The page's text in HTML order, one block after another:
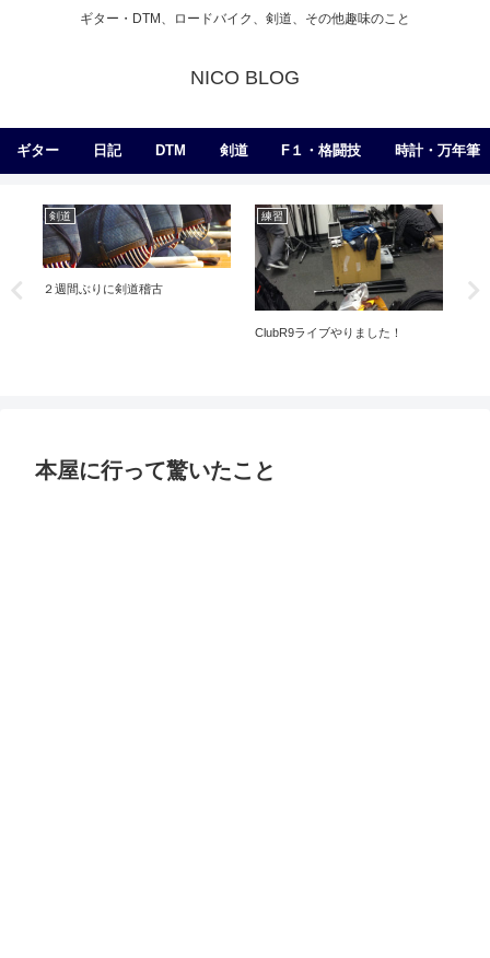
ギター・DTM、ロードバイク、剣道、その他趣味のこと
NICO BLOG
ギター 日記 DTM 剣道 F１・格闘技 時計・万年筆
剣道
２週間ぶりに剣道稽古
練習
ClubR9ライブやりました！
本屋に行って驚いたこと